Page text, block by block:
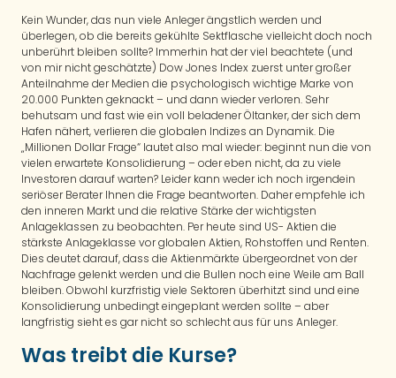
Kein Wunder, das nun viele Anleger ängstlich werden und
überlegen, ob die bereits gekühlte Sektflasche vielleicht doch noch
unberührt bleiben sollte? Immerhin hat der viel beachtete (und
von mir nicht geschätzte) Dow Jones Index zuerst unter großer
Anteilnahme der Medien die psychologisch wichtige Marke von
20.000 Punkten geknackt – und dann wieder verloren. Sehr
behutsam und fast wie ein voll beladener Öltanker, der sich dem
Hafen nähert, verlieren die globalen Indizes an Dynamik. Die
„Millionen Dollar Frage“ lautet also mal wieder: beginnt nun die von
vielen erwartete Konsolidierung – oder eben nicht, da zu viele
Investoren darauf warten? Leider kann weder ich noch irgendein
seriöser Berater Ihnen die Frage beantworten. Daher empfehle ich
den inneren Markt und die relative Stärke der wichtigsten
Anlageklassen zu beobachten. Per heute sind US- Aktien die
stärkste Anlageklasse vor globalen Aktien, Rohstoffen und Renten.
Dies deutet darauf, dass die Aktienmärkte übergeordnet von der
Nachfrage gelenkt werden und die Bullen noch eine Weile am Ball
bleiben. Obwohl kurzfristig viele Sektoren überhitzt sind und eine
Konsolidierung unbedingt eingeplant werden sollte – aber
langfristig sieht es gar nicht so schlecht aus für uns Anleger.
Was treibt die Kurse?